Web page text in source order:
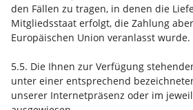
den Fällen zu tragen, in denen die
Mitgliedsstaat erfolgt, die Zahlung
Europäischen Union veranlasst wurde.
5.5. Die Ihnen zur Verfügung
unter einer entsprechend
unserer Internetpräsenz oder im